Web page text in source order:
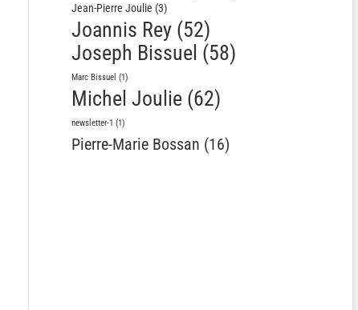
Jean-Pierre Joulie (3)
Joannis Rey(52)
Joseph Bissuel (58)
Marc Bissuel (1)
Michel Joulie(62)
newsletter-1 (1)
Pierre-Marie Bossan (16)